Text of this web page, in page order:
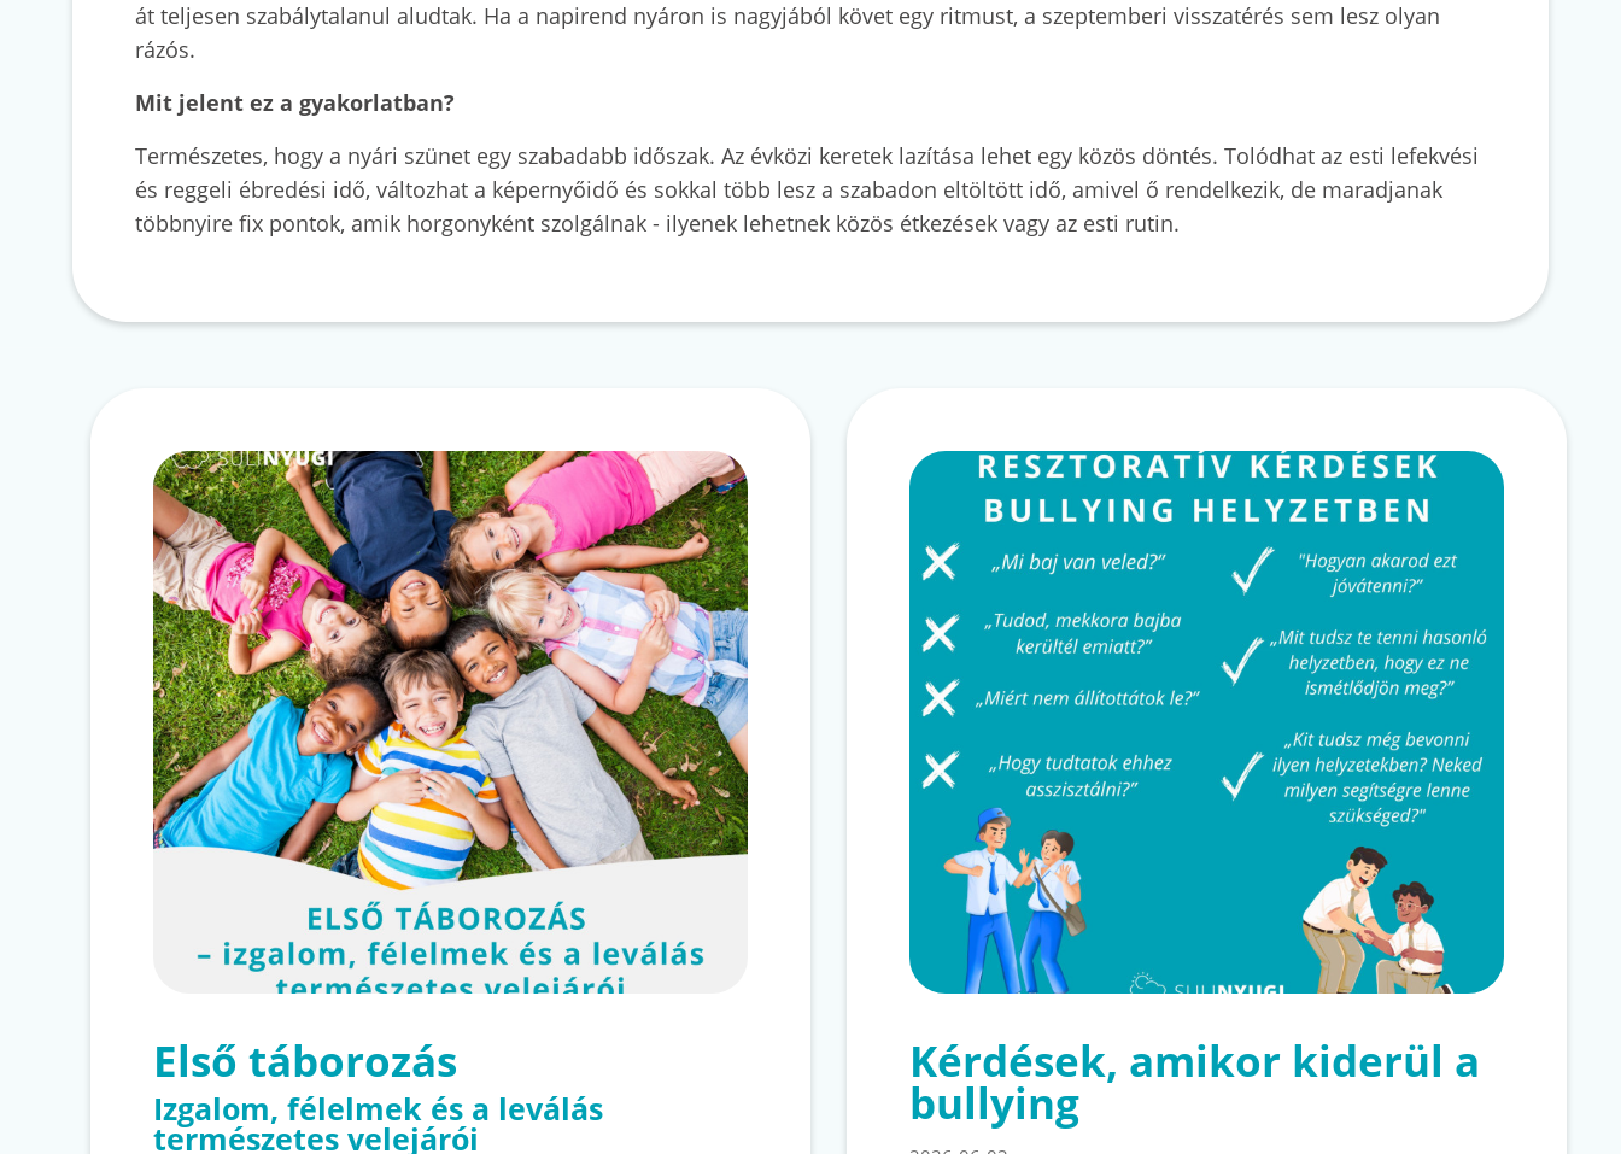
át teljesen szabálytalanul aludtak. Ha a napirend nyáron is nagyjából követ egy ritmust, a szeptemberi visszatérés sem lesz olyan
rázós.
Mit jelent ez a gyakorlatban?
Természetes, hogy a nyári szünet egy szabadabb időszak. Az évközi keretek lazítása lehet egy közös döntés. Tolódhat az esti lefekvési
és reggeli ébredési idő, változhat a képernyőidő és sokkal több lesz a szabadon eltöltött idő, amivel ő rendelkezik, de maradjanak
többnyire fix pontok, amik horgonyként szolgálnak - ilyenek lehetnek közös étkezések vagy az esti rutin.
Első táborozás
Izgalom, félelmek és a leválás
természetes velejárói
Kérdések, amikor kiderül a
bullying